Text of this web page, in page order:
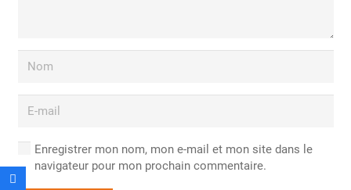
Enregistrer mon nom, mon e-mail et mon site dans le
navigateur pour mon prochain commentaire.